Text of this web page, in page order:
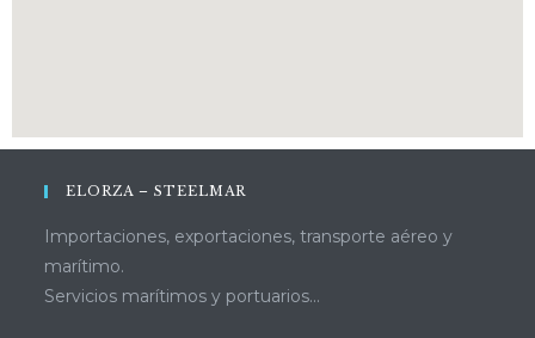
ELORZA – STEELMAR
Importaciones, exportaciones, transporte aéreo y
marítimo.
Servicios marítimos y portuarios...